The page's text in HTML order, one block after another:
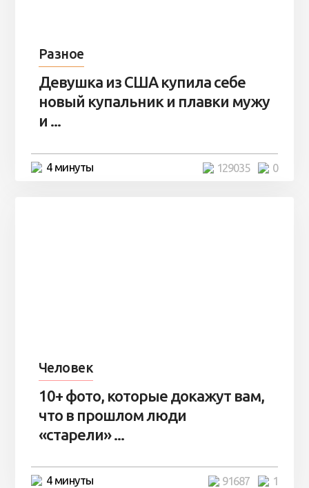
Разное
Девушка из США купила себе
новый купальник и плавки мужу
и ...
4 минуты 0
129035
Человек
10+ фото, которые докажут вам,
что в прошлом люди
«старели» ...
4 минуты 1
91687